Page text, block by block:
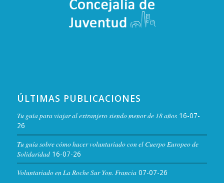
ÚLTIMAS PUBLICACIONES
Tu guía para viajar al extranjero siendo menor de 18 años 16-07-
26
Tu guía sobre cómo hacer voluntariado con el Cuerpo Europeo de
Solidaridad 16-07-26
Voluntariado en La Roche Sur Yon. Francia 07-07-26